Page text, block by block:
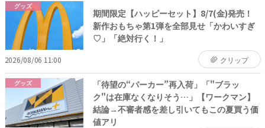
グッズ
期間限定【ハッピーセット】8/7(金)発売！
新作おもちゃ第1弾を全部見せ「かわいすぎ
♡」「絶対行く！」
2026/08/06 11:00 クリップ
グッズ
「待望の“パーカー”再入荷」「"ブラッ
ク"は在庫なくなりそう…」【ワークマン】
結論→不審者感を差し引いてもこの夏買う価
値アリ